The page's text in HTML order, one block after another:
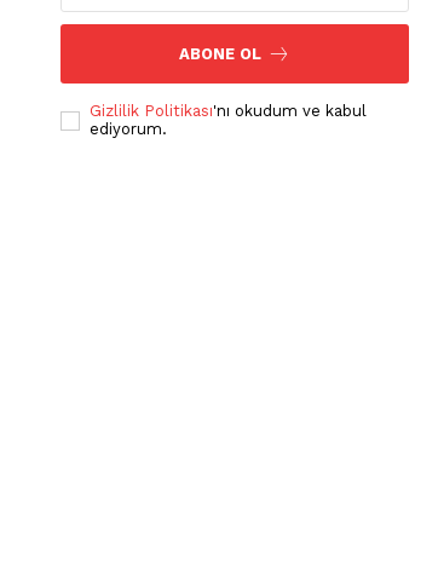
ABONE OL
Gizlilik Politikası'nı okudum ve kabul
ediyorum.